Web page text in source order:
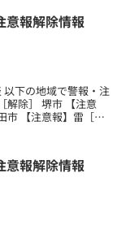
意報解除情報
以下の地域で警報・注
解除］ 堺市 【注意
市 【注意報】雷［解
意報解除情報